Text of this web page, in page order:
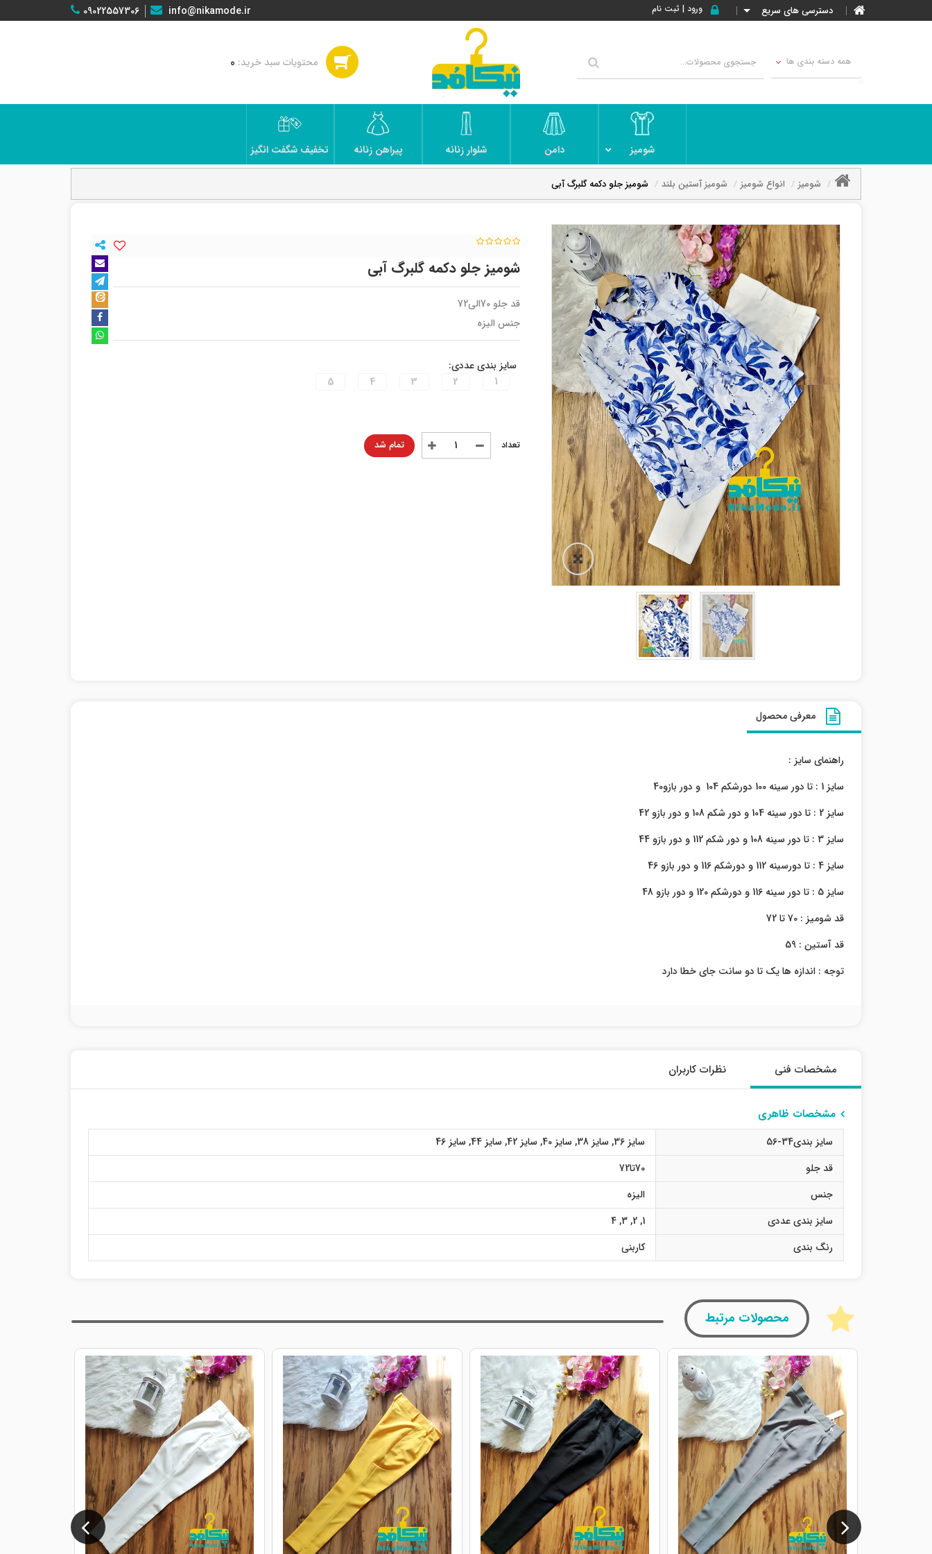
دسترسی های سریع ورود | ثبت نام 09022557306 info@nikamode.ir
همه دسته بندی ها 0
شومیز دامن شلوار زنانه پیراهن زنانه تخفیف شگفت انگیز
شومیز انواع شومیز شومیز آستین بلند شومیز جلو دکمه گلبرگ آبی
شومیز جلو دکمه گلبرگ آبی
قد جلو 70الی72
جنس الیزه
سایز بندی عددی:
1
2
3
4
5
تمام شد
معرفی محصول
راهنمای سایز :
سایز 1 : تا دور سینه 100 دورشکم 104 و دور بازو40
سایز 2 : تا دور سینه 104 و دور شکم 108 و دور بازو 42
سایز 3 : تا دور سینه 108 و دور شکم 112 و دور بازو 44
سایز 4 : تا دورسینه 112 و دورشکم 116 و دور بازو 46
سایز 5 : تا دور سینه 116 و دورشکم 120 و دور بازو 48
قد شومیز : 70 تا 72
قد آستین : 59
توجه : اندازه ها یک تا دو سانت جای خطا دارد
مشخصات فنی نظرات کاربران
مشخصات ظاهری
سایز بندی34-56 سایز 36 , سایز 38 , سایز 40 , سایز 42 , سایز 44 , سایز 46
قد جلو
70تا72
جنس
الیزه
سایز بندی عددی
1
,
2
,
3
,
4
رنگ بندی
کاربنی
محصولات مرتبط